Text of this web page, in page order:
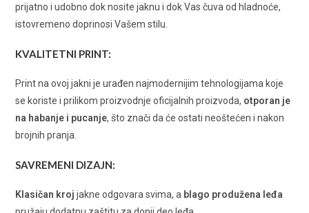
prijatno i udobno dok nosite jaknu i dok Vas čuva od hladnoće,
istovremeno doprinosi Vašem stilu.
KVALITETNI PRINT:
Print na ovoj jakni je urađen najmodernijim tehnologijama koje
se koriste i prilikom proizvodnje oficijalnih proizvoda, otporan je
na habanje i pucanje, što znači da će ostati neoštećen i nakon
brojnih pranja.
SAVREMENI DIZAJN:
Klasičan kroj jakne odgovara svima, a blago produžena leđa